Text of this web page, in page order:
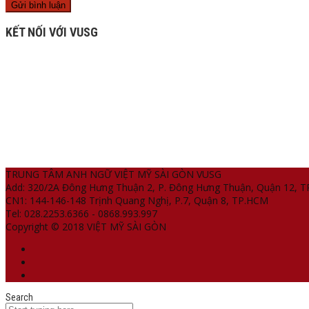
KẾT NỐI VỚI VUSG
TRUNG TÂM ANH NGỮ VIỆT MỸ SÀI GÒN VUSG
Add: 320/2A Đông Hưng Thuận 2, P. Đông Hưng Thuận, Quận 12,
CN1: 144-146-148 Trịnh Quang Nghị, P.7, Quận 8, TP.HCM
Tel: 028.2253.6366 - 0868.993.997
Copyright © 2018 VIỆT MỸ SÀI GÒN
Search